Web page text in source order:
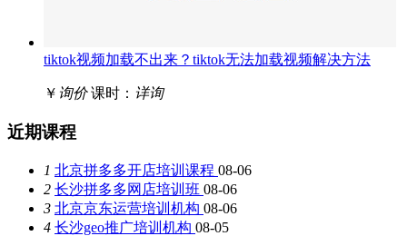
tiktok视频加载不出来？tiktok无法加载视频解决方法
￥ 询价 课时： 详询
近期课程
1 北京拼多多开店培训课程 08-06
2 长沙拼多多网店培训班 08-06
3 北京京东运营培训机构 08-06
4 长沙geo推广培训机构 08-05